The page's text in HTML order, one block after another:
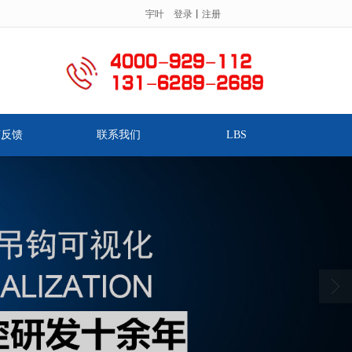
宇叶 登录 丨 注册
服务热线：
.
馈 联系我们 LBS